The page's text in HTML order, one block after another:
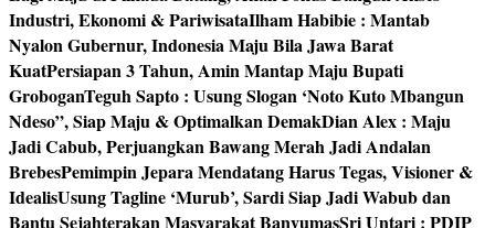
Industri, Ekonomi & PariwisataIlham Habibie : Mantab
Nyalon Gubernur, Indonesia Maju Bila Jawa Barat
KuatPersiapan 3 Tahun, Amin Mantap Maju Bupati
GroboganTeguh Sapto : Usung Slogan ‘Noto Kuto Mbangun
Ndeso”, Siap Maju & Optimalkan DemakDian Alex : Maju
Jadi Cabub, Perjuangkan Bawang Merah Jadi Andalan
BrebesPemimpin Jepara Mendatang Harus Tegas, Visioner &
IdealisUsung Tagline ‘Murub’, Sardi Siap Jadi Wabub dan
Bantu Sejahterakan Masyarakat BanyumasSri Untari : PDIP